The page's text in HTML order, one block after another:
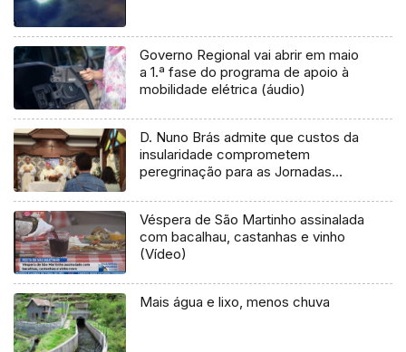
Governo Regional vai abrir em maio
a 1.ª fase do programa de apoio à
mobilidade elétrica (áudio)
D. Nuno Brás admite que custos da
insularidade comprometem
peregrinação para as Jornadas
Véspera de São Martinho assinalada
com bacalhau, castanhas e vinho
(Vídeo)
Mais água e lixo, menos chuva